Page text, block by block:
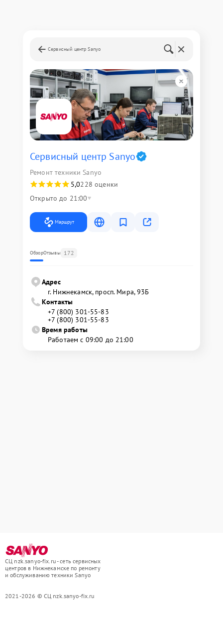
Сервисный центр Sanyo
Сервисный центр Sanyo
Ремонт техники Sanyo
5,0228 оценки
Открыто до 21:00
Маршрут
ОбзорОтзывы 172
Адрес
г. Нижнекамск, просп. Мира, 93Б
Контакты
+7 (800) 301-55-83
+7 (800) 301-55-83
Время работы
Работаем с 09:00 до 21:00
СЦ nzk.sanyo-fix.ru - сеть сервисных
центров в Нижнекамске по ремонту
и обслуживанию техники Sanyo
2021-2026 © СЦ nzk.sanyo-fix.ru